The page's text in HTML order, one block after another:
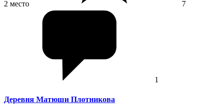
2 место 7
1
Деревня Матюши Плотникова